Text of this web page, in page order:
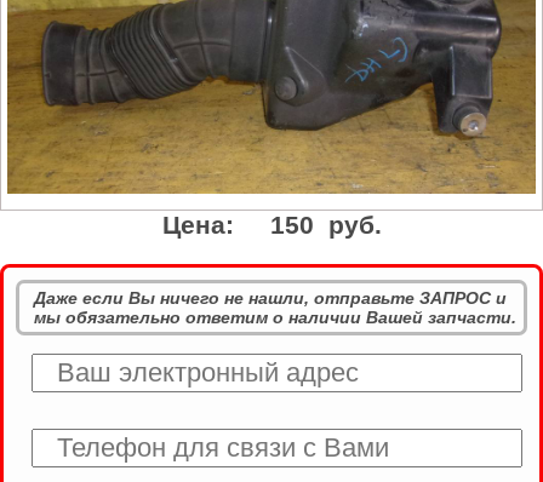
Цена: 150 руб.
Даже если Вы ничего не нашли, отправьте ЗАПРОС и
мы обязательно ответим о наличии Вашей запчасти.